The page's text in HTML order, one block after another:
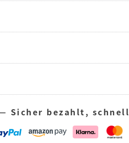
Sicher bezahlt,